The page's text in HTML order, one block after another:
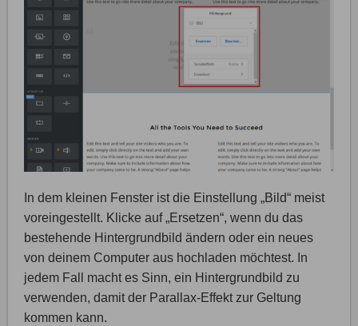
In dem kleinen Fenster ist die Einstellung „Bild“ meist
voreingestellt. Klicke auf „Ersetzen“, wenn du das
bestehende Hintergrundbild ändern oder ein neues
von deinem Computer aus hochladen möchtest. In
jedem Fall macht es Sinn, ein Hintergrundbild zu
verwenden, damit der Parallax-Effekt zur Geltung
kommen kann.